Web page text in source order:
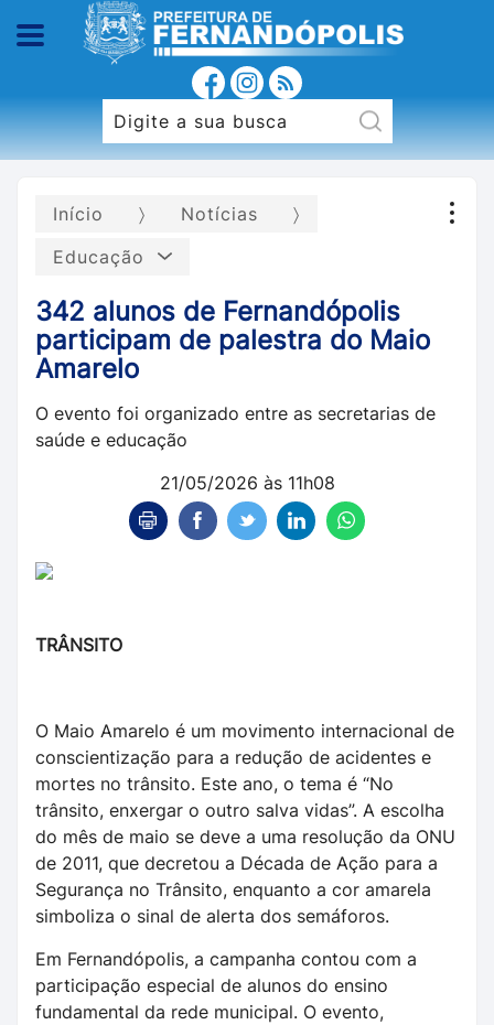
Início
Notícias
Educação
342 alunos de Fernandópolis
participam de palestra do Maio
Amarelo
O evento foi organizado entre as secretarias de
saúde e educação
21/05/2026 às 11h08
TRÂNSITO
O Maio Amarelo é um movimento internacional de
conscientização para a redução de acidentes e
mortes no trânsito. Este ano, o tema é “No
trânsito, enxergar o outro salva vidas”. A escolha
do mês de maio se deve a uma resolução da ONU
de 2011, que decretou a Década de Ação para a
Segurança no Trânsito, enquanto a cor amarela
simboliza o sinal de alerta dos semáforos.
Em Fernandópolis, a campanha contou com a
participação especial de alunos do ensino
fundamental da rede municipal. O evento,